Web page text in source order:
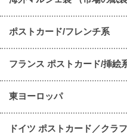
ポストカード/フレンチ系
フランス ポストカード/挿絵
東ヨーロッパ
ドイツ ポストカード／クラ